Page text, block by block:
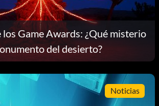
los Game Awards: ¿Qué misterio
del desierto?
Noticias